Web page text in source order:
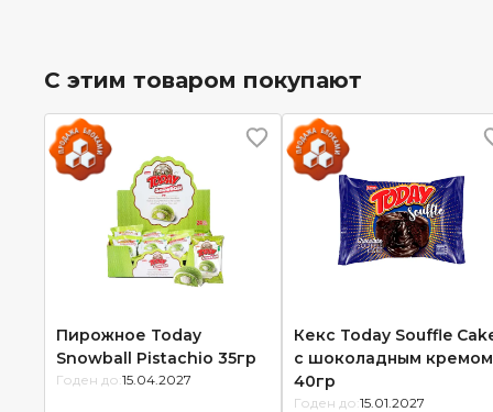
С этим товаром покупают
Пирожное Today
Snowball Pistachio 35гр
Годен до: 15.04.2027
Кекс Today Souffle
с шоколадным кремом
40гр
Годен до: 15.01.2027